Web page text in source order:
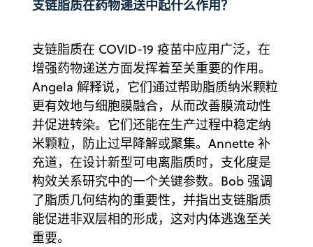
支链脂质在药物递送中起什么作用？
支链脂质在 COVID-19 疫苗中应用广泛，在
增强药物递送方面发挥着至关重要的作用。
Angela 解释说，它们通过帮助脂质纳米颗粒
更有效地与细胞膜融合，从而改善膜流动性
并促进转染。它们还能在生产过程中稳定纳
米颗粒，防止过早降解或聚集。Annette 补
充道，在设计新型可电离脂质时，支化度是
构效关系研究中的一个关键参数。Bob 强调
了脂质几何结构的重要性，并指出支链脂质
能促进非双层相的形成，这对内体逃逸至关
重要。